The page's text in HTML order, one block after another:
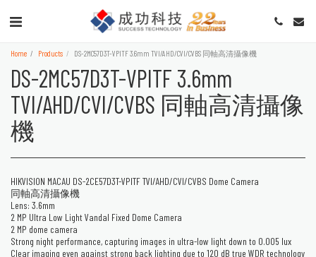
Home Products DS-2MC57D3T-VPITF 3.6mm TVI/AHD/CVI/CVBS 同軸高清攝像機
DS-2MC57D3T-VPITF 3.6mm
TVI/AHD/CVI/CVBS 同軸高清攝像
機
HIKVISION MACAU DS-2CE57D3T-VPITF TVI/AHD/CVI/CVBS Dome Camera
同軸高清攝像機
Lens: 3.6mm
2 MP Ultra Low Light Vandal Fixed Dome Camera
2 MP dome camera
Strong night performance, capturing images in ultra-low light down to 0.005 lux
Clear imaging even against strong back lighting due to 120 dB true WDR technology